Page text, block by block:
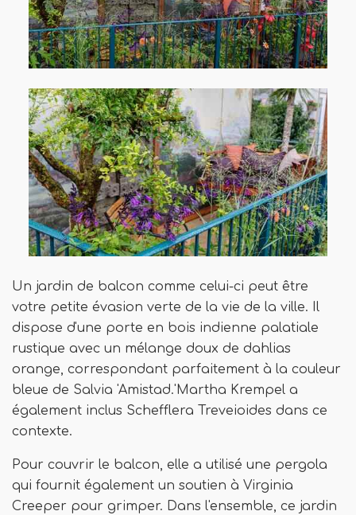
Un jardin de balcon comme celui-ci peut être
votre petite évasion verte de la vie de la ville. Il
dispose d'une porte en bois indienne palatiale
rustique avec un mélange doux de dahlias
orange, correspondant parfaitement à la couleur
bleue de Salvia 'Amistad.'Martha Krempel a
également inclus Schefflera Treveioides dans ce
contexte.
Pour couvrir le balcon, elle a utilisé une pergola
qui fournit également un soutien à Virginia
Creeper pour grimper. Dans l'ensemble, ce jardin